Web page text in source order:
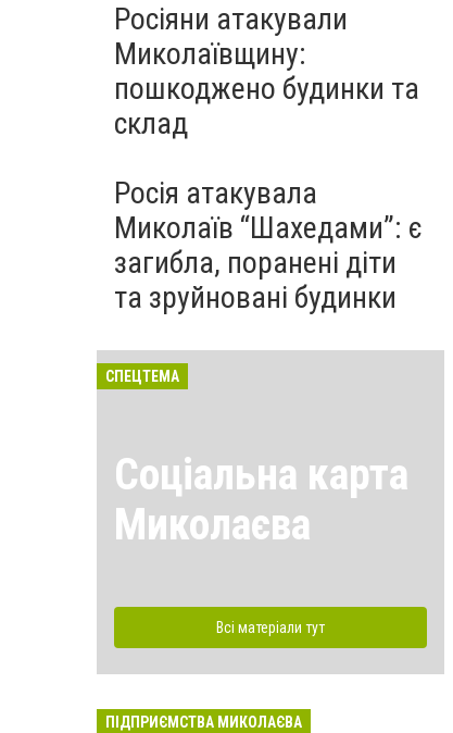
Росіяни атакували
Миколаївщину:
пошкоджено будинки та
склад
Росія атакувала
Миколаїв “Шахедами”: є
загибла, поранені діти
та зруйновані будинки
СПЕЦТЕМА
Соціальна карта
Миколаєва
Всі матеріали тут
ПІДПРИЄМСТВА МИКОЛАЄВА